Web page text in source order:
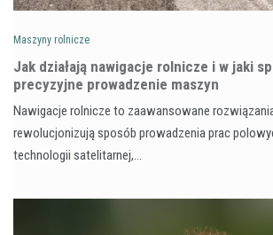
Maszyny rolnicze
Jak działają nawigacje rolnicze i w jaki
precyzyjne prowadzenie maszyn
Nawigacje rolnicze to zaawansowane
rewolucjonizują sposób prowadzenia prac
technologii satelitarnej,…